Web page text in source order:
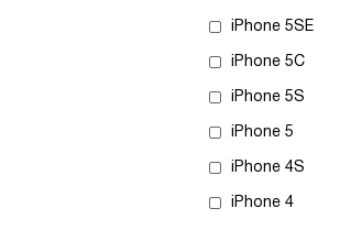
iPhone 5SE
iPhone 5C
iPhone 5S
iPhone 5
iPhone 4S
iPhone 4